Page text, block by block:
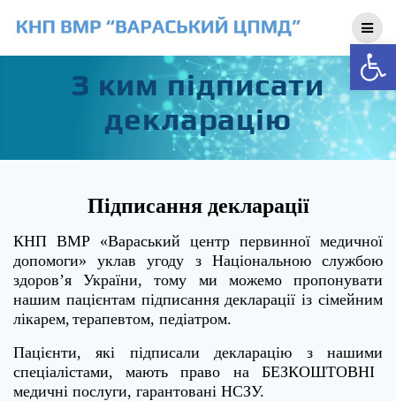
to
З ким підписати
декларацію
Підписання декларації
КНП ВМР «Вараський центр первинної медичної
допомоги» уклав угоду з Національною службою
здоров’яУкраїни, тому ми можемопропонувати
нашим пацієнтам підписання декларації із сімейним
лікарем, терапевтом, педіатром.
Пацієнти, які підписали декларацію з нашими
спеціалістами, мають право на БЕЗКОШТОВНІ
медичні послуги, гарантовані НСЗУ.